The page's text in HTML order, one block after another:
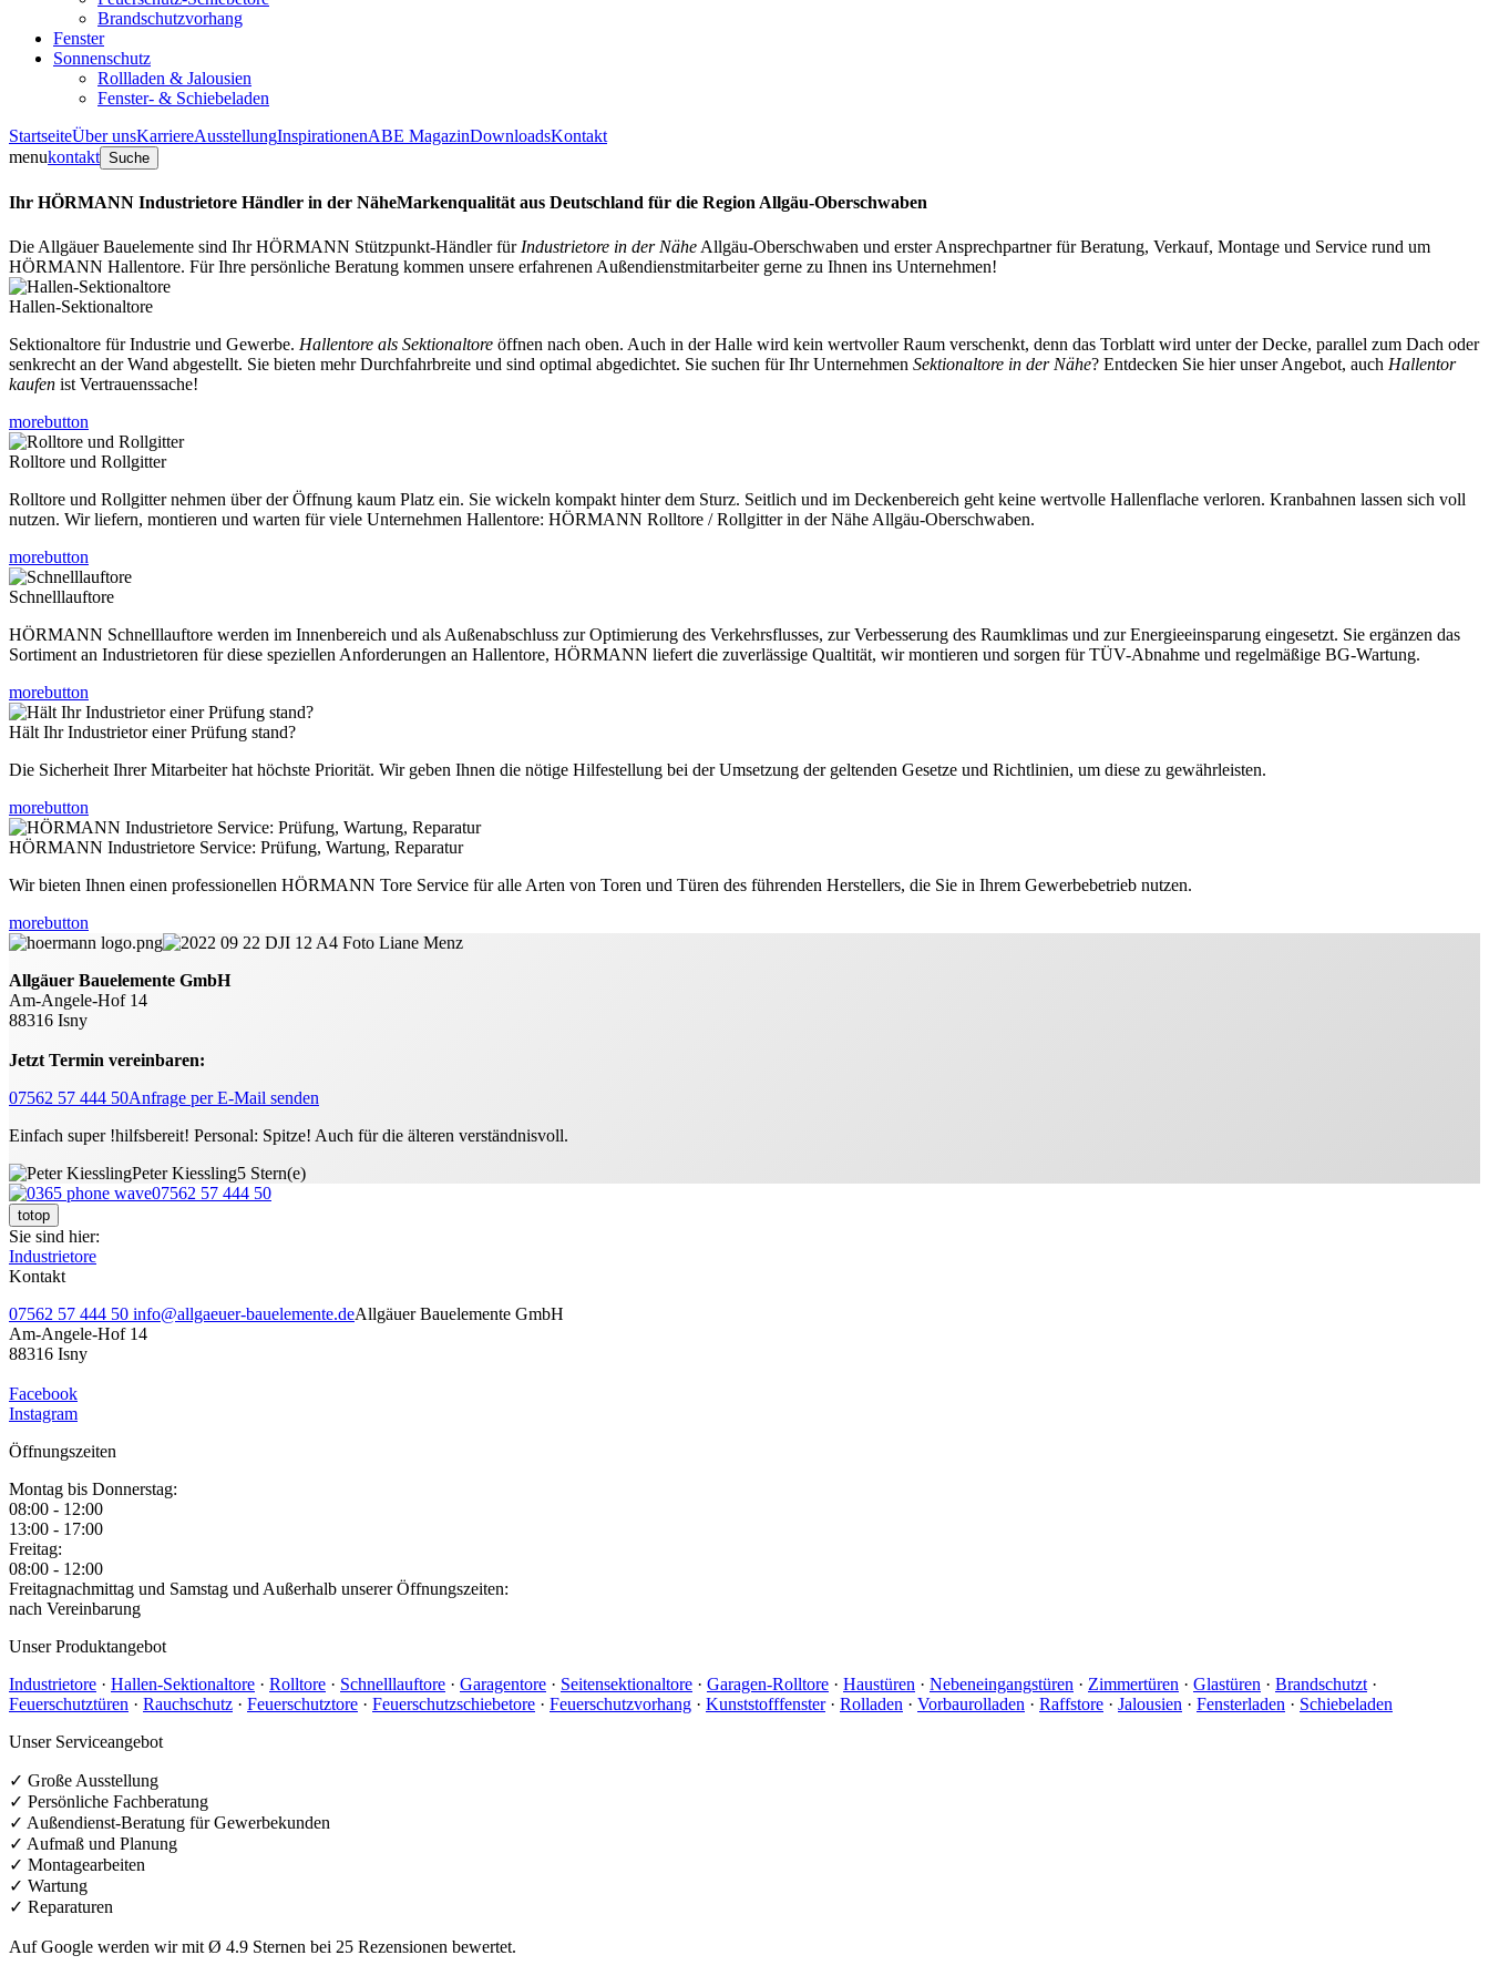
Brandschutzvorhang
Fenster
Sonnenschutz
Rollladen & Jalousien
Fenster- & Schiebeladen
StartseiteÜber unsKarriereAusstellungInspirationenABE MagazinDownloadsKontakt
menukontakt Suche
Ihr HÖRMANN Industrietore Händler in der NäheMarkenqualität aus Deutschland für die Region Allgäu-Oberschwaben
Die Allgäuer Bauelemente sind Ihr HÖRMANN Stützpunkt-Händler für Industrietore in der Nähe Allgäu-Oberschwaben und erster Ansprechpartner für Beratung, Verkauf, Montage und Service rund um
HÖRMANN Hallentore. Für Ihre persönliche Beratung kommen unsere erfahrenen Außendienstmitarbeiter gerne zu Ihnen ins Unternehmen!
Hallen-Sektionaltore
Sektionaltore für Industrie und Gewerbe. Hallentore als Sektionaltore öffnen nach oben. Auch in der Halle wird kein wertvoller Raum verschenkt, denn das Torblatt wird unter der Decke, parallel zum Dach oder
senkrecht an der Wand abgestellt. Sie bieten mehr Durchfahrbreite und sind optimal abgedichtet. Sie suchen für Ihr Unternehmen Sektionaltore in der Nähe? Entdecken Sie hier unser Angebot, auch Hallentor
kaufen ist Vertrauenssache!
morebutton
Rolltore und Rollgitter
Rolltore und Rollgitter nehmen über der Öffnung kaum Platz ein. Sie wickeln kompakt hinter dem Sturz. Seitlich und im Deckenbereich geht keine wertvolle Hallenflache verloren. Kranbahnen lassen sich voll
nutzen. Wir liefern, montieren und warten für viele Unternehmen Hallentore: HÖRMANN Rolltore / Rollgitter in der Nähe Allgäu-Oberschwaben.
morebutton
Schnelllauftore
HÖRMANN Schnelllauftore werden im Innenbereich und als Außenabschluss zur Optimierung des Verkehrsflusses, zur Verbesserung des Raumklimas und zur Energieeinsparung eingesetzt. Sie ergänzen das
Sortiment an Industrietoren für diese speziellen Anforderungen an Hallentore, HÖRMANN liefert die zuverlässige Qualtität, wir montieren und sorgen für TÜV-Abnahme und regelmäßige BG-Wartung.
morebutton
Hält Ihr Industrietor einer Prüfung stand?
Die Sicherheit Ihrer Mitarbeiter hat höchste Priorität. Wir geben Ihnen die nötige Hilfestellung bei der Umsetzung der geltenden Gesetze und Richtlinien, um diese zu gewährleisten.
morebutton
HÖRMANN Industrietore Service: Prüfung, Wartung, Reparatur
Wir bieten Ihnen einen professionellen HÖRMANN Tore Service für alle Arten von Toren und Türen des führenden Herstellers, die Sie in Ihrem Gewerbebetrieb nutzen.
morebutton
Allgäuer Bauelemente GmbH
Am-Angele-Hof 14
88316 Isny
Jetzt Termin vereinbaren:
07562 57 444 50Anfrage per E-Mail senden
Einfach super !hilfsbereit! Personal: Spitze! Auch für die älteren verständnisvoll.
Peter Kiessling5 Stern(e)
07562 57 444 50
totop
Sie sind hier:
Industrietore
Kontakt
07562 57 444 50 info@allgaeuer-bauelemente.deAllgäuer Bauelemente GmbH
Am-Angele-Hof 14
88316 Isny
Facebook
Instagram
Öffnungszeiten
Montag bis Donnerstag:
08:00 - 12:00
13:00 - 17:00
Freitag:
08:00 - 12:00
Freitagnachmittag und Samstag und Außerhalb unserer Öffnungszeiten:
nach Vereinbarung
Unser Produktangebot
Industrietore · Hallen-Sektionaltore · Rolltore · Schnelllauftore · Garagentore · Seitensektionaltore · Garagen-Rolltore · Haustüren · Nebeneingangstüren · Zimmertüren · Glastüren · Brandschutzt ·
Feuerschutztüren · Rauchschutz · Feuerschutztore · Feuerschutzschiebetore · Feuerschutzvorhang · Kunststofffenster· Rolladen · Vorbaurolladen · Raffstore · Jalousien · Fensterladen · Schiebeladen
Unser Serviceangebot
✓ Große Ausstellung
✓ Persönliche Fachberatung
✓ Außendienst-Beratung für Gewerbekunden
✓ Aufmaß und Planung
✓ Montagearbeiten
✓ Wartung
✓ Reparaturen
Auf Google werden wir mit Ø 4.9 Sternen bei 25 Rezensionen bewertet.